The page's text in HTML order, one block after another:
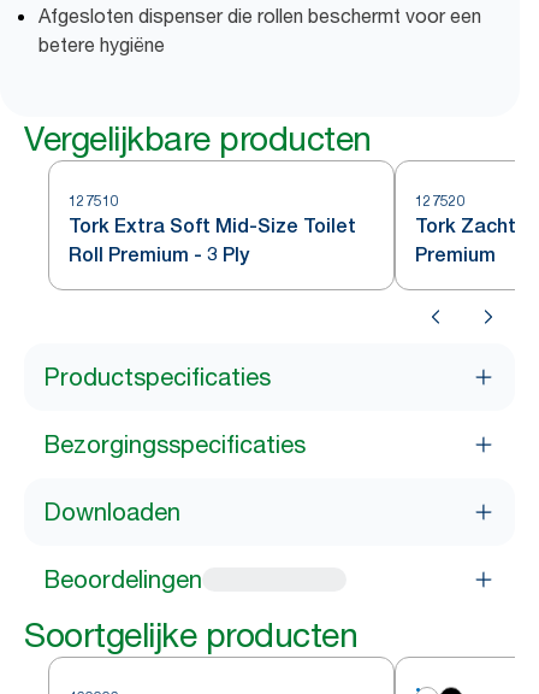
Afgesloten dispenser die rollen beschermt voor een
betere hygiëne
Vergelijkbare producten
127510
Tork Extra Soft Mid-Size Toilet
Roll Premium - 3 Ply
127520
Tork Zacht
Premium
Productspecificaties
Bezorgingsspecificaties
Downloaden
Beoordelingen
Soortgelijke producten